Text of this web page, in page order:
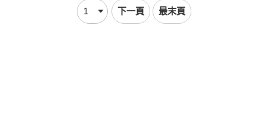
下一頁 最末頁